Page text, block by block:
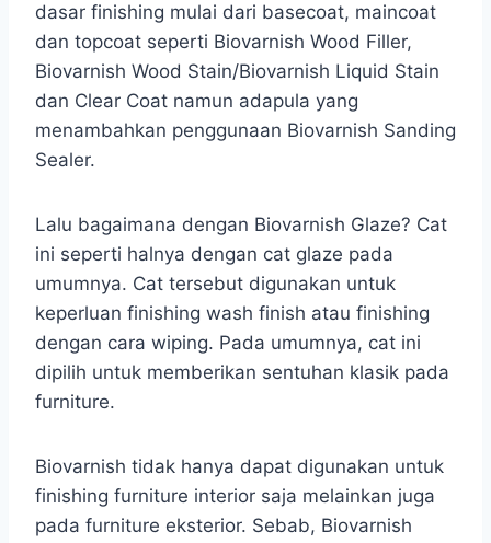
dasar finishing mulai dari basecoat, maincoat
dan topcoat seperti Biovarnish Wood Filler,
Biovarnish Wood Stain/Biovarnish Liquid Stain
dan Clear Coat namun adapula yang
menambahkan penggunaan Biovarnish Sanding
Sealer.
Lalu bagaimana dengan Biovarnish Glaze? Cat
ini seperti halnya dengan cat glaze pada
umumnya. Cat tersebut digunakan untuk
keperluan finishing wash finish atau finishing
dengan cara wiping. Pada umumnya, cat ini
dipilih untuk memberikan sentuhan klasik pada
furniture.
Biovarnish tidak hanya dapat digunakan untuk
finishing furniture interior saja melainkan juga
pada furniture eksterior. Sebab, Biovarnish